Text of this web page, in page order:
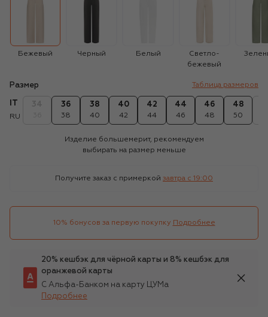
Бежевый Черный Белый
Светло-
бежевый
Размер Таблица размеров
RU
36
38
38
40
40
42
42
44
44
46
46
48
48
50
Изделие большемерит, рекомендуем
выбирать на размер меньше
Получите заказ с примеркой завтра c 19:00
10% бонусов за первую покупку Подробнее
20% кешбэк для чёрной карты и 8% кешбэк для
оранжевой карты
С Альфа-Банком на карту ЦУМа
Подробнее